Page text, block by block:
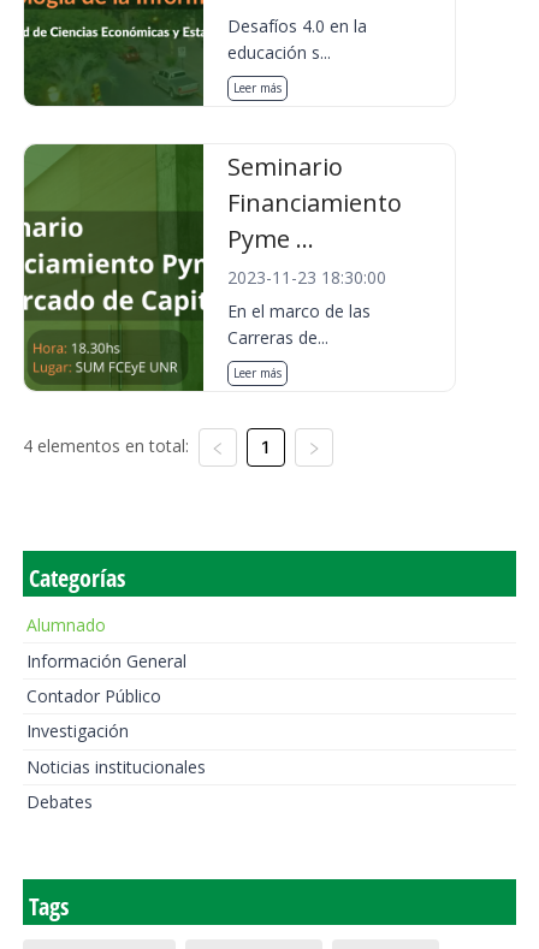
Desafíos 4.0 en la
educación s...
Leer más
Seminario
Financiamiento
Pyme ...
2023-11-23 18:30:00
En el marco de las
Carreras de...
Leer más
4 elementos en total: 1
Categorías
Alumnado
Información General
Contador Público
Investigación
Noticias institucionales
Debates
Tags